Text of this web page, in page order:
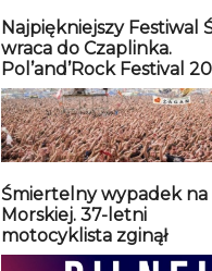
Najpiękniejszy Festiwal
wraca do Czaplinka.
Pol’and’Rock Festival
Śmiertelny wypadek na
Morskiej. 37-letni
motocyklista zginął